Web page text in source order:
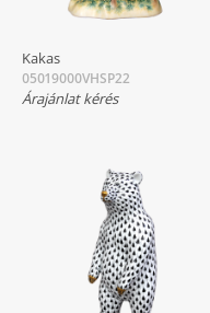
Kakas
05019000VHSP22
Árajánlat kérés